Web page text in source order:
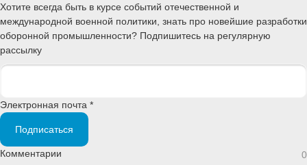
Хотите всегда быть в курсе событий отечественной и
международной военной политики, знать про новейшие разработки
оборонной промышленности? Подпишитесь на регулярную
рассылку
Электронная почта *
Подписаться
Комментарии 0